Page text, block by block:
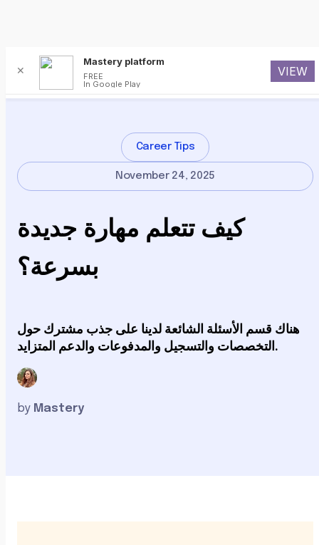
Career Tips
November 24, 2025
كيف تتعلم مهارة جديدة
بسرعة؟
هناك قسم الأسئلة الشائعة لدينا على جذب مشترك حول
التخصصات والتسجيل والمدفوعات والدعم المتزايد.
by Mastery
✕
Mastery platform
FREE
In Google Play
VIEW